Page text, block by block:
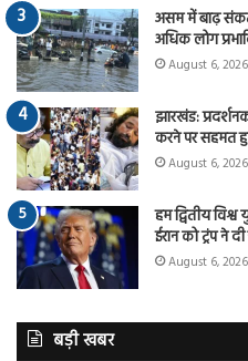
असम में बाढ़
अधिक लोग
August 6, 2026
झारखंड:
करने पर सहमत
August 6, 2026
हम द्वितीय
ईरान को ट्रंप ने
August 6, 2026
बड़ी खबर